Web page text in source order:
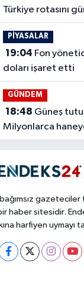
Türkiye rotasını
PİYASALAR
19:04
doları işaret etti
GÜNDEM
18:48
Milyonlarca
gazeteciler
bir haber sitesidir.
harfiyen uymayı